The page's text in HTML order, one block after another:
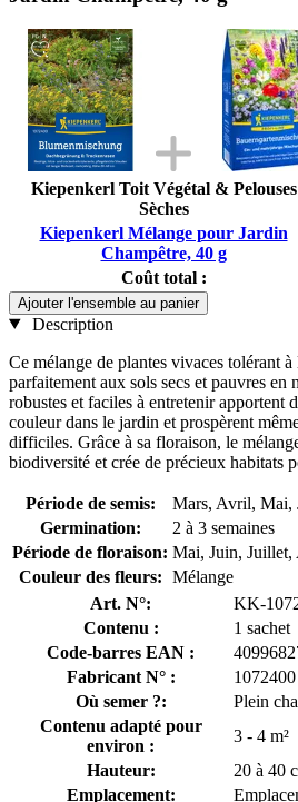
Kiepenkerl Toit Végétal & Pelouses
Sèches
Kiepenkerl Mélange pour Jardin
Champêtre, 40 g
Coût total :
Ajouter l'ensemble au panier
Description
Ce mélange de plantes vivaces tolérant à
parfaitement aux sols secs et pauvres en
robustes et faciles à entretenir apportent
couleur dans le jardin et prospèrent
difficiles. Grâce à sa floraison, le
biodiversité et crée de précieux habitats
Période de semis:
Mars, Avril, Mai,
Germination:
2 à 3 semaines
Période de floraison: Mai, Juin, Juillet,
Couleur des fleurs: Mélange
Art. N°:
KK-
Contenu :
1 sachet
Code-barres EAN :
Fabricant N° :
1072400
Où semer ?:
Plein
Contenu adapté pour
environ :
3 - 4 m²
Hauteur:
20 à 40
Emplacement: